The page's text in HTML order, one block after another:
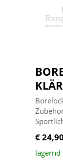
€ 24,90
lagernd